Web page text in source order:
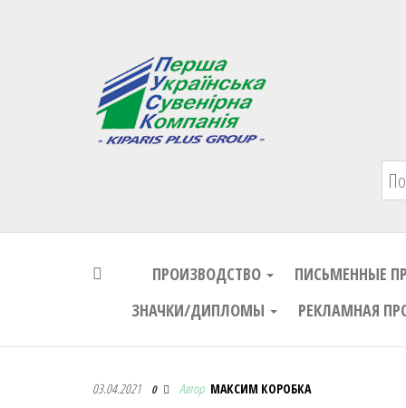
Первая Украинская Сувенирная
ПРОИЗВОДСТВО ПИСЬМЕННЫЕ
ЗНАЧКИ/ДИПЛОМЫ
РЕКЛАМНАЯ
Первая Украинская Сувенирная
03.04.2021 0 Автор МАКСИМ КОРОБКА